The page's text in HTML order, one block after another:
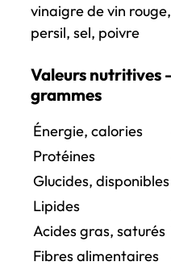
vinaigre de vin
persil, sel, poivre
Valeurs nutritives
grammes
Énergie, calories
Protéines
Glucides, disponibles
Lipides
Acides gras, saturés
Fibres alimentaires